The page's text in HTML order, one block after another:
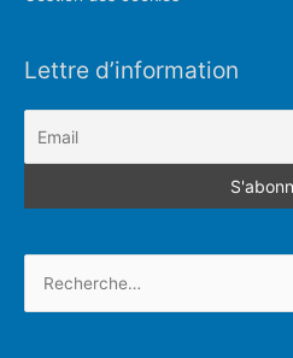
Lettre d’information